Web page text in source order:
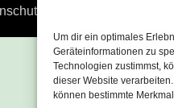
Um dir ein optimales
Geräteinformationen zu
Technologien zustimmst,
dieser Website
können bestimmte
Stolz präsentiert